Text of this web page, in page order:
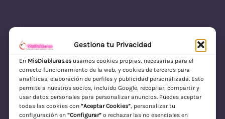
Gestiona tu Privacidad
En MisDiabluras.esusamos cookies propias, necesarias para el
correcto funcionamiento de la web, y cookies de terceros para
analíticas, elaboración de perfiles y publicidad personalizada. Esto
permite a nuestros socios, incluido Google, recopilar, compartir y
usar datos personales para personalizar anuncios. Puedes aceptar
todas las cookies con “Aceptar Cookies”, personalizar tu
configuración en “Configurar”o rechazar las no esenciales en
MisDiabluras | Sexshop Online con Envío
Discreto en España
Acceder